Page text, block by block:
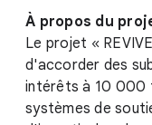
À propos du
Le projet «
d'accorder des
intérêts à 10 000
systèmes de